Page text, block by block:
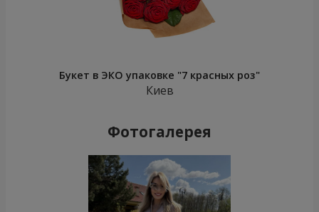
Букет в ЭКО упаковке "7 красных роз"
Киев
Фотогалерея